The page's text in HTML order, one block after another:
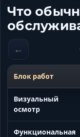
Что
←
Блок работ
Визуальный
осмотр
Функциональная